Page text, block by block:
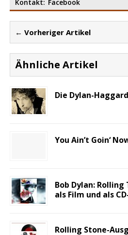
Kontakt: Facebook
← Vorheriger Artikel
Ähnliche Artikel
Die Dylan-
You Ain’t Goin‘
Bob Dylan: Rolling
als Film und als
Rolling Stone-